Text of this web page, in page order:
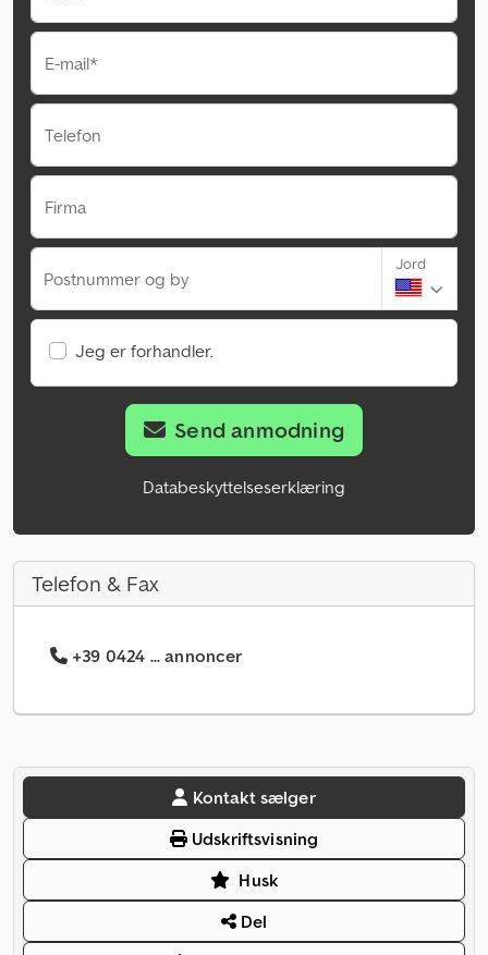
E-mail*
Telefon
Firma
Postnummer og by
Jord
Jeg er forhandler.
Send anmodning
Databeskyttelseserklæring
Telefon & Fax
+39 0424 ... annoncer
Kontakt sælger
Udskriftsvisning
Husk
Del